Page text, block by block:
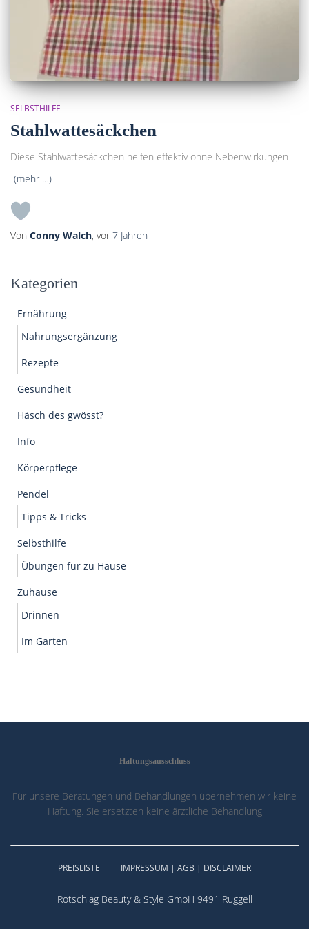
SELBSTHILFE
Stahlwattesäckchen
Diese Stahlwattesäckchen helfen effektiv ohne Nebenwirkungen
(mehr …)
Von Conny Walch, vor 7 Jahren
Kategorien
Ernährung
Nahrungsergänzung
Rezepte
Gesundheit
Häsch des gwösst?
Info
Körperpflege
Pendel
Tipps & Tricks
Selbsthilfe
Übungen für zu Hause
Zuhause
Drinnen
Im Garten
Haftungsausschluss
Für unsere Beratungen und Behandlungen übernehmen wir keine
Haftung. Sie ersetzten keine ärztliche Behandlung
PREISLISTE IMPRESSUM | AGB | DISCLAIMER
Rotschlag Beauty & Style GmbH 9491 Ruggell